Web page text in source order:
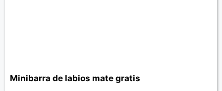
Minibarra de labios mate gratis